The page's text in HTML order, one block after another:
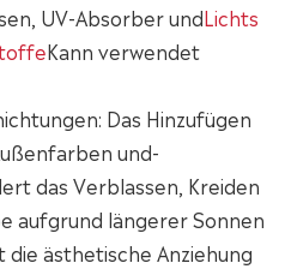
UV-Absorber undLichts
Kann verwendet
Das Hinzufügen
und-
das Verblassen, Kreiden
aufgrund längerer Sonnen
ästhetische Anziehung